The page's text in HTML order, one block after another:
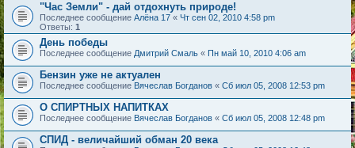
"Час Земли" - дай отдохнуть природе!
Последнее сообщение Алёна 17 « Чт сен 02, 2010 4:58 pm
Ответы: 1
День победы
Последнее сообщение Дмитрий Смаль « Пн май 10, 2010 4:06 am
Бензин уже не актуален
Последнее сообщение Вячеслав Богданов « Сб июл 05, 2008 12:53 pm
О СПИРТНЫХ НАПИТКАХ
Последнее сообщение Вячеслав Богданов « Сб июл 05, 2008 12:48 pm
СПИД - величайший обман 20 века